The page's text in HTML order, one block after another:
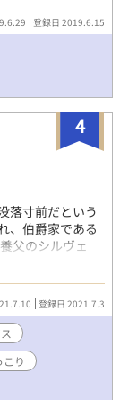
登録日 2019.6.15
4
落寸前だという
、伯爵家である
父のシルヴェ
たお話。 ※かわ
登録日 2021.7.3
こり